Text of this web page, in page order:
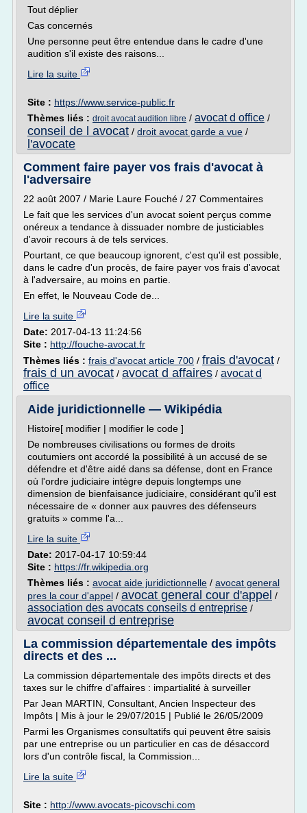
Tout déplier
Cas concernés
Une personne peut être entendue dans le cadre d'une
audition s'il existe des raisons...
Lire la suite
Site : https://www.service-public.fr
Thèmes liés : droit avocat audition libre / avocat d office /
conseil de l avocat / droit avocat garde a vue /
l'avocate
Comment faire payer vos frais d'avocat à
l'adversaire
22 août 2007 / Marie Laure Fouché / 27 Commentaires
Le fait que les services d'un avocat soient perçus comme
onéreux a tendance à dissuader nombre de justiciables
d'avoir recours à de tels services.
Pourtant, ce que beaucoup ignorent, c'est qu'il est possible,
dans le cadre d'un procès, de faire payer vos frais d'avocat
à l'adversaire, au moins en partie.
En effet, le Nouveau Code de...
Lire la suite
Date: 2017-04-13 11:24:56
Site : http://fouche-avocat.fr
Thèmes liés : frais d'avocat article 700 / frais d'avocat /
frais d un avocat / avocat d affaires / avocat d
office
Aide juridictionnelle — Wikipédia
Histoire[ modifier | modifier le code ]
De nombreuses civilisations ou formes de droits
coutumiers ont accordé la possibilité à un accusé de se
défendre et d'être aidé dans sa défense, dont en France
où l'ordre judiciaire intègre depuis longtemps une
dimension de bienfaisance judiciaire, considérant qu'il est
nécessaire de « donner aux pauvres des défenseurs
gratuits » comme l'a...
Lire la suite
Date: 2017-04-17 10:59:44
Site : https://fr.wikipedia.org
Thèmes liés : avocat aide juridictionnelle / avocat general
pres la cour d'appel / avocat general cour d'appel /
association des avocats conseils d entreprise /
avocat conseil d entreprise
La commission départementale des impôts
directs et des ...
La commission départementale des impôts directs et des
taxes sur le chiffre d'affaires : impartialité à surveiller
Par Jean MARTIN, Consultant, Ancien Inspecteur des
Impôts | Mis à jour le 29/07/2015 | Publié le 26/05/2009
Parmi les Organismes consultatifs qui peuvent être saisis
par une entreprise ou un particulier en cas de désaccord
lors d'un contrôle fiscal, la Commission...
Lire la suite
Site : http://www.avocats-picovschi.com